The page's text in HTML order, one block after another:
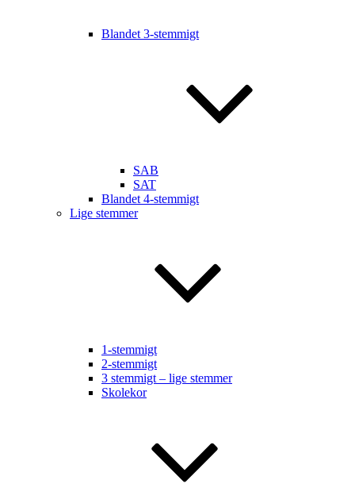
Blandet 3-stemmigt
SAB
SAT
Blandet 4-stemmigt
Lige stemmer
1-stemmigt
2-stemmigt
3 stemmigt – lige stemmer
Skolekor